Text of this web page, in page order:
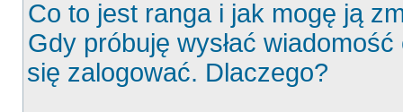
Co to jest ranga i jak mogę ją
Gdy próbuję wysłać
się zalogować. Dlaczego?